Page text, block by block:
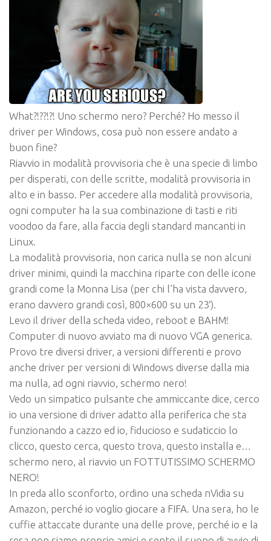
What?!??!?! Uno schermo nero? Perché? Ho messo il
driver per Windows, cosa può non essere andato a
buon fine?
Riavvio in modalità provvisoria che è una specie di limbo
per disperati, con delle scritte, modalità provvisoria in
alto e in basso. Per accedere alla modalità provvisoria,
ogni computer ha la sua combinazione di tasti e riti
voodoo da fare, alla faccia degli standard mancanti in
Linux.
La modalità provvisoria, non carica nulla se non alcuni
driver minimi, quindi la macchina riparte con delle icone
grandi come la Monna Lisa (per chi l’ha vista davvero,
erano davvero grandi così, 800×600 su un 23′).
Levo il driver della scheda video, reboot e BAHM!
Computer di nuovo avviato ma di nuovo VGA generica.
Provo tre diversi driver, a versioni differenti e provo
anche driver per versioni di Windows diverse dalla mia
ma nulla, ad ogni riavvio, schermo nero!
Vedo un simpatico pulsante che ammiccante dice, cerco
io una versione di driver adatto alla periferica che sta
funzionando a cazzo ed io, fiducioso e sudaticcio lo
clicco, questo cerca, questo trova, questo installa e…
schermo nero, al riavvio un FOTTUTISSIMO SCHERMO
NERO!
In preda allo sconforto, ordino una scheda nVidia su
Amazon, perché io voglio giocare a FIFA. Una sera, ho le
cuffie attaccate durante una delle prove, perché io e la